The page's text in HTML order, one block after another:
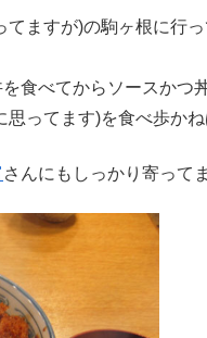
ますが)の駒ヶ根に行っ
食べてからソースかつ
ってます)を食べ歩か
さんにもしっかり寄って